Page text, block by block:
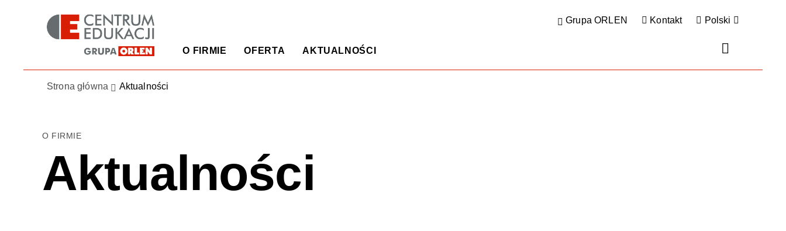
O FIRMIE OFERTA AKTUALNOŚCI
Grupa ORLEN Kontakt Polski
Strona główna Aktualności
O FIRMIE
Aktualności